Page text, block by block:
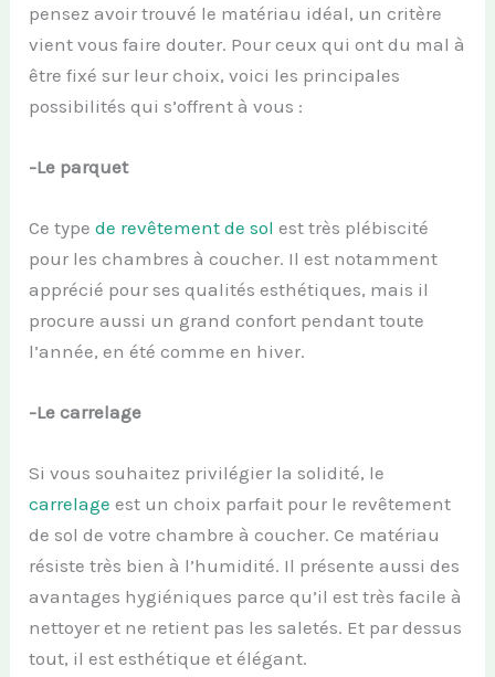
pensez avoir trouvé le matériau idéal, un critère
vient vous faire douter. Pour ceux qui ont du mal à
être fixé sur leur choix, voici les principales
possibilités qui s’offrent à vous :
-Le parquet
Ce typede revêtement de sol est très plébiscité
pour les chambres à coucher. Il est notamment
apprécié pour ses qualités esthétiques, mais il
procure aussi un grand confort pendant toute
l’année, en été comme en hiver.
-Le carrelage
Si vous souhaitez privilégier la solidité, le
carrelage est un choix parfait pour le revêtement
de sol de votre chambre à coucher. Ce matériau
résiste très bien à l’humidité. Il présente aussi des
avantages hygiéniques parce qu’il est très facile à
nettoyer et ne retient pas les saletés. Et par dessus
tout, il est esthétique et élégant.